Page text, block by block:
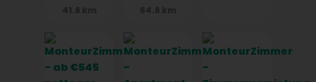
Küchen